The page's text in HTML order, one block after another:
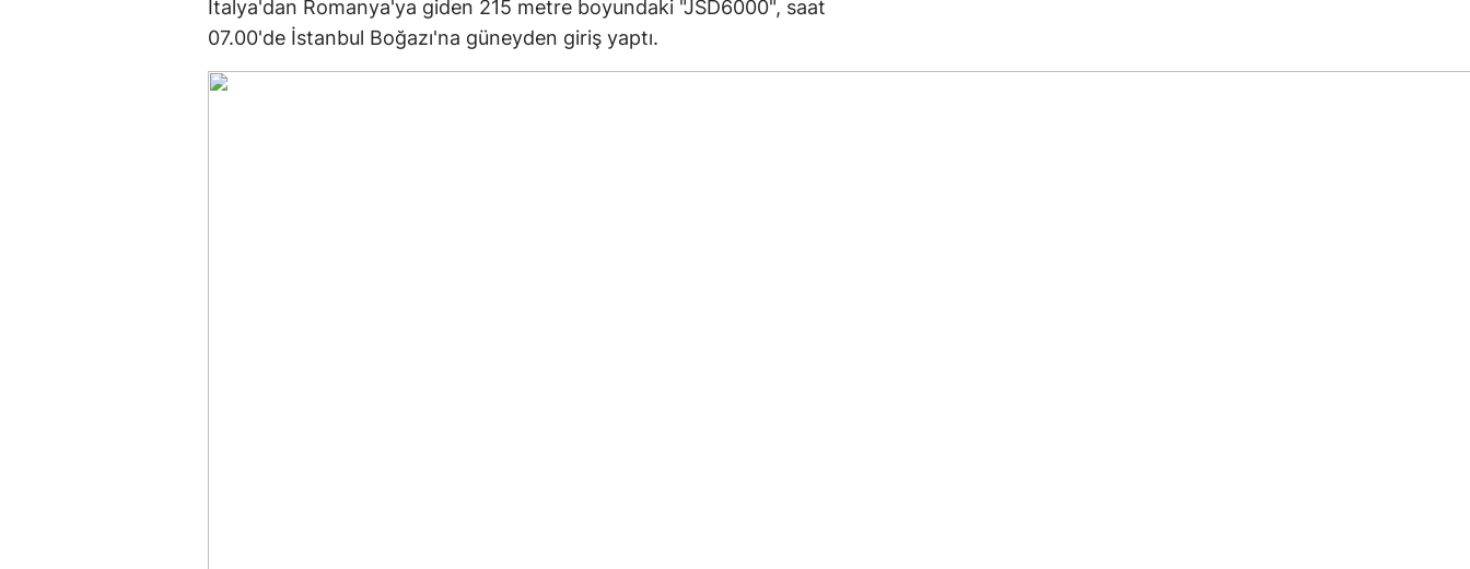
İtalya'dan Romanya'ya giden 215 metre boyundaki "JSD6000", saat
07.00'de İstanbul Boğazı'na güneyden giriş yaptı.